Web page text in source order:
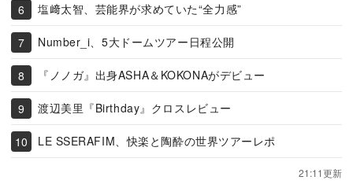
塩﨑太智、芸能界が求めていた“全力感”
Number_i、5大ドームツアー日程公開
『ノノガ』出身ASHA＆KOKONAがデビュー
渡辺美里『Birthday』クロスレビュー
LE SSERAFIM、快楽と陶酔の世界ツアーレポ
21:11更新